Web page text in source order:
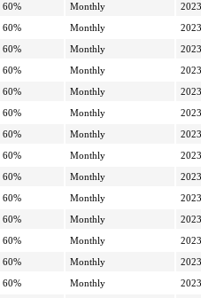
60% Monthly
60% Monthly
60% Monthly
60% Monthly
60% Monthly
60% Monthly
60% Monthly
60% Monthly
60% Monthly
60% Monthly
60% Monthly
60% Monthly
60% Monthly
60% Monthly